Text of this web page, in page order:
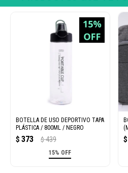
BOTELLA DE USO DEPORTIVO TAPA
PLÁSTICA / 800ML / NEGRO
$ 373 $ 439
15% OFF
$